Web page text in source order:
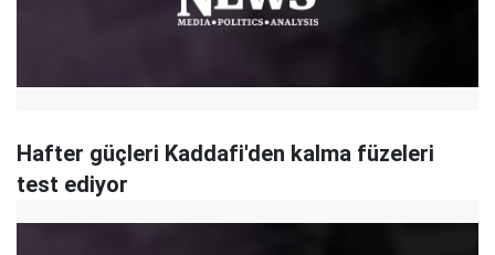
Hafter güçleri Kaddafi'den kalma füzeleri
test ediyor